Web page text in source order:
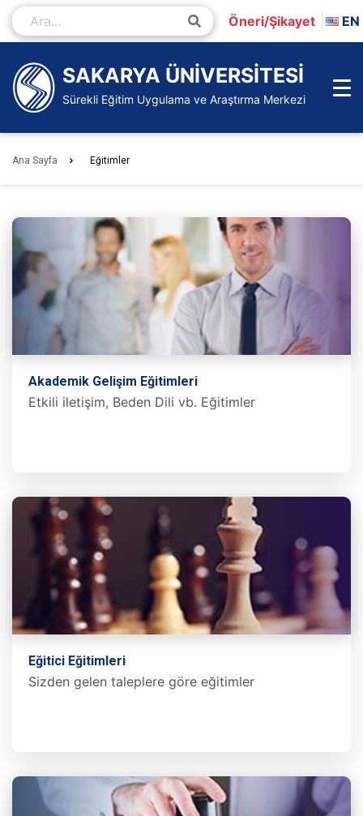
İçeriğe
Git
Sayfa
Öneri/Şikayet EN
SAKARYA ÜNİVERSİTESİ
Sürekli Eğitim Uygulama ve Araştırma Merkezi
Ana Sayfa Eğitimler
Akademik Gelişim Eğitimleri
Etkili iletişim, Beden Dili vb. Eğitimler
Eğitici Eğitimleri
Sizden gelen taleplere göre eğitimler